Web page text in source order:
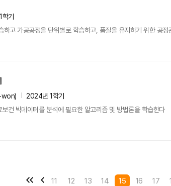
기
하고 가공공정을 단위별로 학습하고, 품질을 유지하기 위한 공
won)
2024년 1학기
건 빅데이터를 분석에 필요한 알고리즘 및 방법론을 학습한다
11 12 13 14 15 16 17